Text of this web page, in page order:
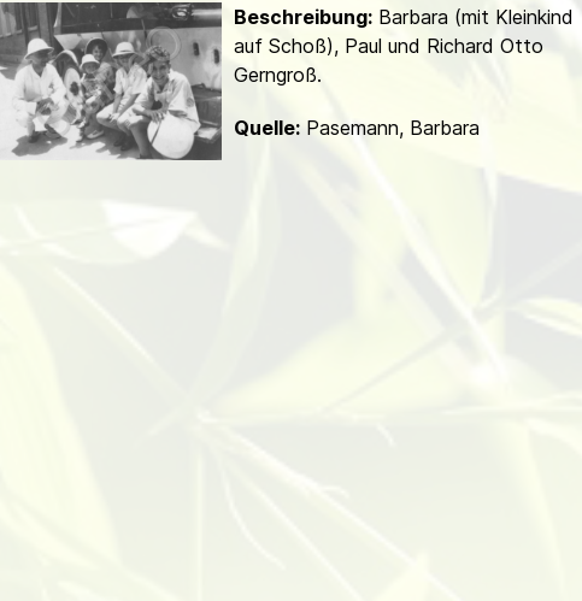
l
d
Beschreibung:Barbara (mit Kleinkind
auf Schoß), Paul und Richard Otto
Gerngroß.
Quelle:Pasemann, Barbara